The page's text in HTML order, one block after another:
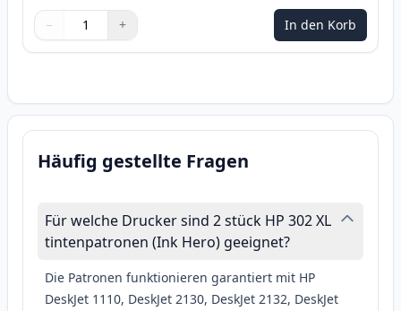
Menge
Verwenden Sie die Tasten, um anzupassen
− +
Menge 1 In den Korb
Häufig gestellte Fragen
Für welche Drucker sind 2 stück HP 302 XL
tintenpatronen (Ink Hero) geeignet?
Die Patronen funktionieren garantiert mit HP
DeskJet 1110, DeskJet 2130, DeskJet 2132, DeskJet